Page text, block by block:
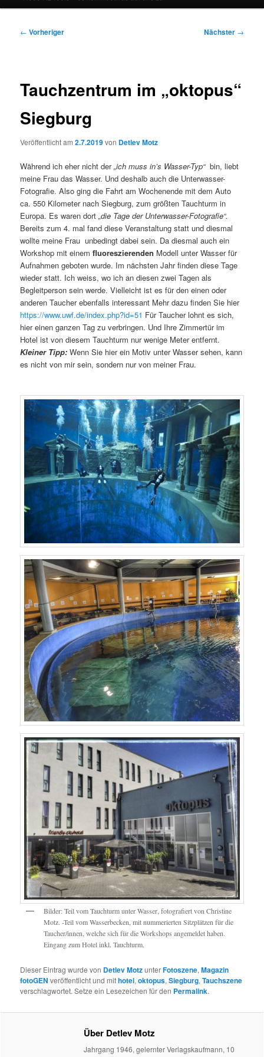
Beitragsnavigation
← Vorheriger Nächster →
Tauchzentrum im „oktopus“
Siegburg
Veröffentlicht am2.7.2019von Detlev Motz
Während ich eher nicht der„ich muss in’s Wasser-Typ“bin, liebt
meine Frau das Wasser. Und deshalb auch die Unterwasser-
Fotografie. Also ging die Fahrt am Wochenende mit dem Auto
ca. 550 Kilometer nach Siegburg, zum größten Tauchturm in
Europa. Es waren dort„die Tage der Unterwasser-Fotografie“.
Bereits zum 4. mal fand diese Veranstaltung statt und diesmal
wollte meine Frau unbedingt dabei sein. Da diesmal auch ein
Workshop mit einemfluoreszierenden Modell unter Wasser für
Aufnahmen geboten wurde. Im nächsten Jahr finden diese Tage
wieder statt. Ich weiss, wo ich an diesen zwei Tagen als
Begleitperson sein werde. Vielleicht ist es für den einen oder
anderen Taucher ebenfalls interessant Mehr dazu finden Sie hier
https://www.uwf.de/index.php?id=51 Für Taucher lohnt es sich,
hier einen ganzen Tag zu verbringen. Und Ihre Zimmertür im
Hotel ist von diesem Tauchturm nur wenige Meter entfernt.
Kleiner Tipp: Wenn Sie hier ein Motiv unter Wasser sehen, kann
es nicht von mir sein, sondern nur von meiner Frau.
Bilder: Teil vom Tauchturm unter Wasser, fotografiert von Christine
Motz. -Teil vom Wasserbecken, mit nummerierten Sitzplätzen für die
Taucher/innen, welche sich für die Workshops angemeldet haben.
Eingang zum Hotel inkl. Tauchturm.
Dieser Eintrag wurde von Detlev MotzunterFotoszene,Magazin
fotoGEN veröffentlicht und mithotel,oktopus,Siegburg,Tauchszene
verschlagwortet. Setze ein Lesezeichen für den Permalink.
Über Detlev Motz
Jahrgang 1946, gelernter Verlagskaufmann, 10